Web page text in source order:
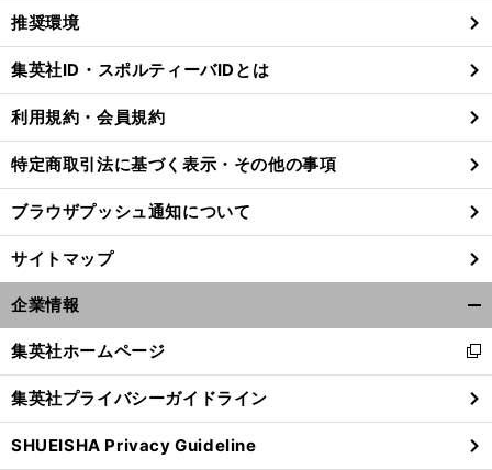
閉
る
推奨環境
集英社ID・スポルティーバIDとは
利用規約・会員規約
特定商取引法に基づく表示・その他の事項
ブラウザプッシュ通知について
サイトマップ
企業情報
閉
る
集英社ホームページ
新
し
い
ウ
ィ
集英社プライバシーガイドライン
SHUEISHA Privacy Guideline